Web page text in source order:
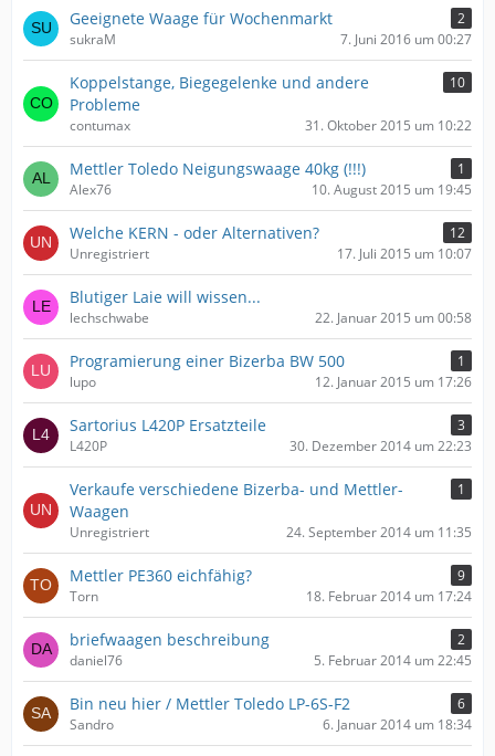
Geeignete Waage für Wochenmarkt
2
sukraM
7. Juni 2016 um 00:27
Koppelstange, Biegegelenke und andere
Probleme
10
contumax 31. Oktober 2015 um 10:22
Mettler Toledo Neigungswaage 40kg (!!!)
1
Alex76
10. August 2015 um 19:45
Welche KERN - oder Alternativen?
12
Unregistriert
17. Juli 2015 um 10:07
Blutiger Laie will wissen...
lechschwabe 22. Januar 2015 um 00:58
Programierung einer Bizerba BW 500
1
lupo
12. Januar 2015 um 17:26
Sartorius L420P Ersatzteile
3
L420P
30. Dezember 2014 um 22:23
Verkaufe verschiedene Bizerba- und Mettler-
Waagen
1
Unregistriert 24. September 2014 um 11:35
Mettler PE360 eichfähig?
9
Torn
18. Februar 2014 um 17:24
briefwaagen beschreibung
2
daniel76
5. Februar 2014 um 22:45
Bin neu hier / Mettler Toledo LP-6S-F2
6
Sandro
6. Januar 2014 um 18:34